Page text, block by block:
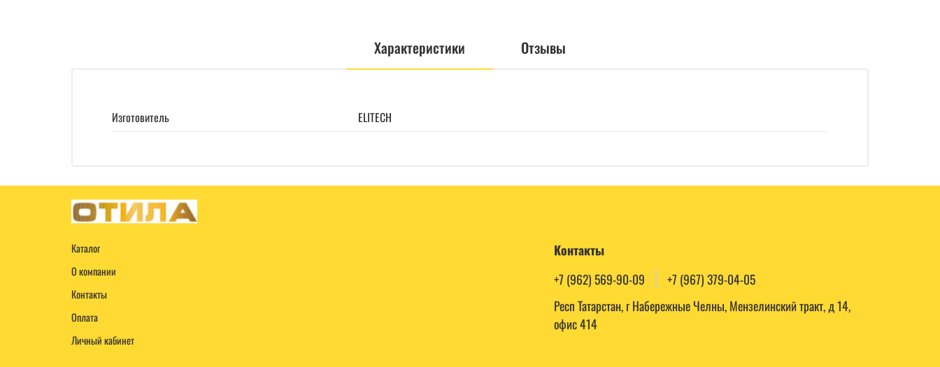
Характеристики Отзывы
Изготовитель ELITECH
Каталог
О компании
Контакты
Оплата
Личный кабинет
Контакты
+7 (962) 569-90-09
+7 (967) 379-04-05
Респ Татарстан, г Набережные Челны, Мензелинский тракт, д 14,
офис 414